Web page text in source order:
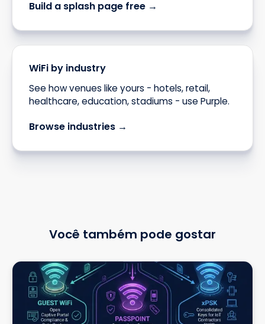
Build a splash page free →
WiFi by industry
See how venues like yours - hotels, retail,
healthcare, education, stadiums - use Purple.
Browse industries →
Você também pode gostar